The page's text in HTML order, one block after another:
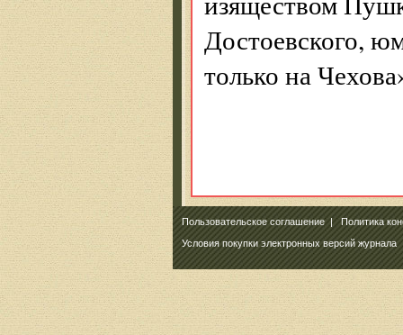
Достоевского,
только на
Пользовательское соглашение|Политика
Условия покупки электронных версий журнала